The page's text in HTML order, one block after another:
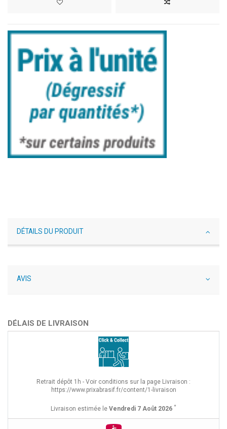
DÉTAILS DU PRODUIT
AVIS
DÉLAIS DE LIVRAISON
Retrait dépôt 1h - Voir conditions sur la page Livraison :
https://www.prixabrasif.fr/content/1-livraison
Livraison estimée le Vendredi 7 Août 2026 *